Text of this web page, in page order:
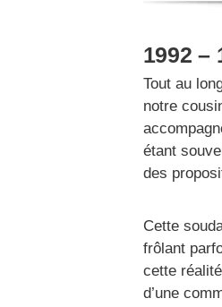
1992 –
Tout au
notre
étant
des
Cette
frôlant
cette
d’une